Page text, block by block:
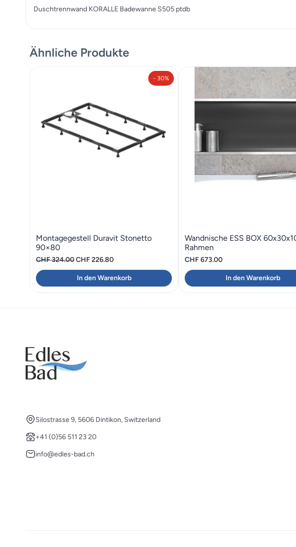
Duschtrennwand KORALLE Badewanne S505 ptdb
Ähnliche Produkte
- 30%
Montagegestell Duravit Stonetto
90×80
CHF324.00Ursprünglicher
Preis
war:
CHF226.80Aktueller
Preis
ist:
In den Warenkorb
Wandnische ESS BOX
Rahmen
CHF673.00
In den Warenkorb
Silostrasse 9, 5606 Dintikon, Switzerland
+41 (0)56 511 23 20
info@edles-bad.ch